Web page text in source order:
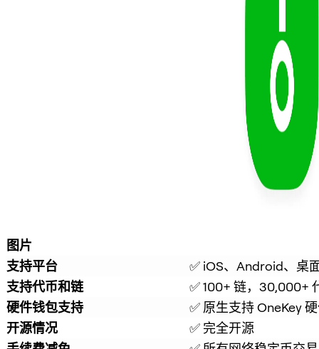
图片
支持平台
✅ iOS、Android、桌
支持代币和链
✅ 100+ 链，30,000+
硬件钱包支持
✅ 原生支持 OneKey
开源情况
✅ 完全开源